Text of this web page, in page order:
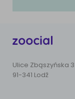
Ulice Zbąszyńska 3
91-341 Lodž